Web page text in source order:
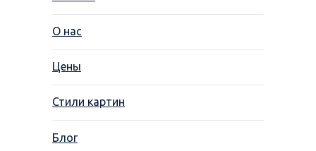
О нас
Стили картин
Цены
Блог